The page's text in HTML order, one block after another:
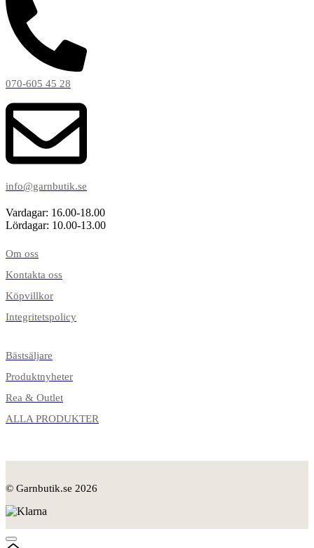
070-605 45 28
info@garnbutik.se
Vardagar: 16.00-18.00
Lördagar: 10.00-13.00
Om oss
Kontakta oss
Köpvillkor
Integritetspolicy
Bästsäljare
Produktnyheter
Rea & Outlet
ALLA PRODUKTER
© Garnbutik.se 2026